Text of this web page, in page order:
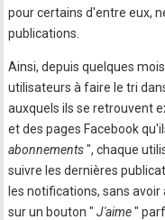
pour certains d'entre eux,
publications.
Ainsi, depuis quelques
utilisateurs à faire le tri
auxquels ils se retrouvent
et des pages Facebook
abonnements", chaque
suivre les dernières
les notifications, sans avoir
sur un bouton " J'aime"